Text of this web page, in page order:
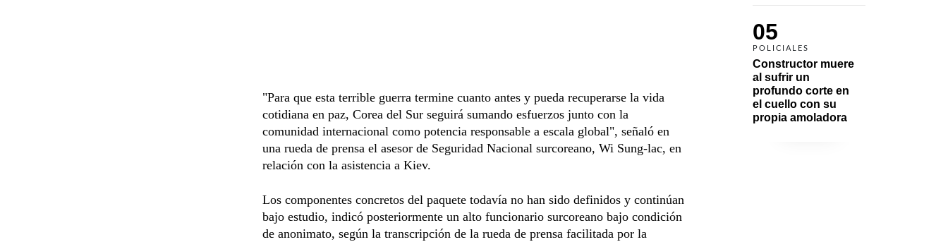
05
POLICIALES
Constructor muere
al sufrir un
profundo corte en
el cuello con su
propia amoladora
"Para que esta terrible guerra termine cuanto antes y pueda recuperarse la vida
cotidiana en paz, Corea del Sur seguirá sumando esfuerzos junto con la
comunidad internacional como potencia responsable a escala global", señaló en
una rueda de prensa el asesor de Seguridad Nacional surcoreano, Wi Sung-lac, en
relación con la asistencia a Kiev.
Los componentes concretos del paquete todavía no han sido definidos y continúan
bajo estudio, indicó posteriormente un alto funcionario surcoreano bajo condición
de anonimato, según la transcripción de la rueda de prensa facilitada por la